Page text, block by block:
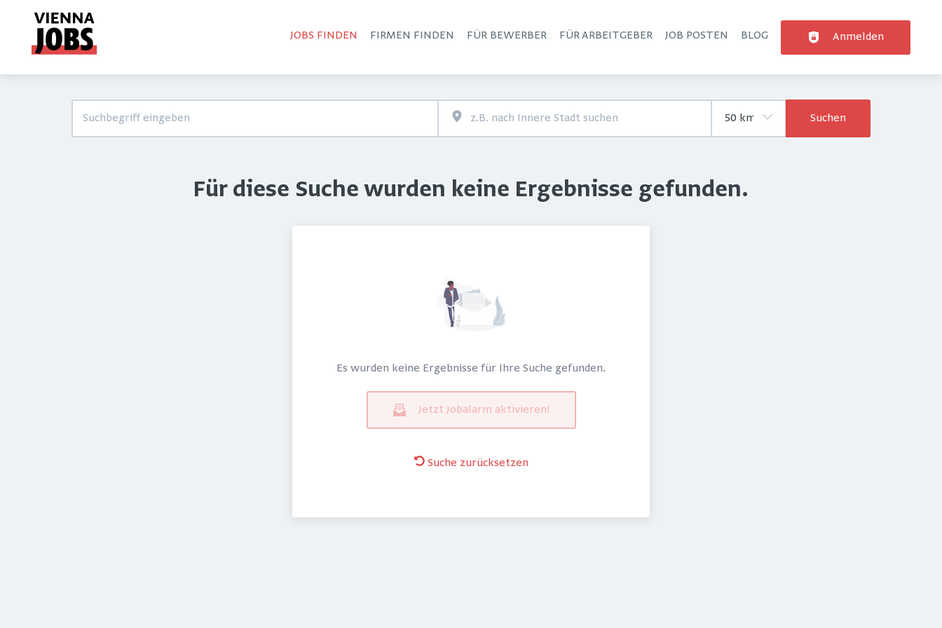
JOBS FINDEN FIRMEN FINDEN FÜR BEWERBER FÜR ARBEITGEBER JOB POSTEN BLOG Anmelden
Suchen
Für diese Suche wurden keine Ergebnisse gefunden.
Es wurden keine Ergebnisse für Ihre Suche gefunden.
Jetzt Jobalarm aktivieren!
Suche zurücksetzen